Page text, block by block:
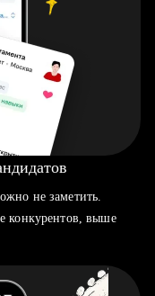
не заметить.
конкурентов, выше